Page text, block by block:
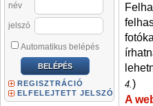
név
jelszó
Automatikus belépés
REGISZTRÁCIÓ
ELFELEJTETT JELSZÓ
4.)
A